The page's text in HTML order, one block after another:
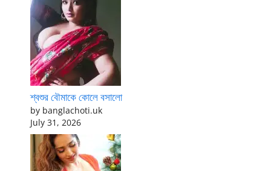
শ্বশুর বৌমাকে কোলে বসালো
by banglachoti.uk
July 31, 2026